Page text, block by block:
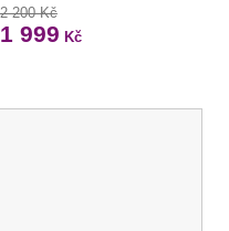
2 200 Kč
1 999 Kč